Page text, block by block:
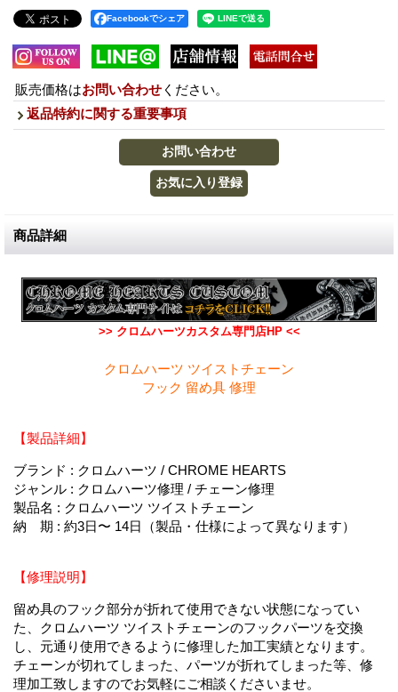
Facebookでシェア
販売価格はお問い合わせ ください。
返品特約に関する重要事項
商品詳細
>> クロムハーツカスタム専門店HP <<
クロムハーツ ツイストチェーン
フック 留め具 修理
【製品詳細】
ブランド : クロムハーツ / CHROME HEARTS
ジャンル : クロムハーツ修理 / チェーン修理
製品名 : クロムハーツ ツイストチェーン
納 期 : 約3日〜 14日（製品・仕様によって異なります）
【修理説明】
留め具のフック部分が折れて使用できない状態になってい
た、クロムハーツ ツイストチェーンのフックパーツを交換
し、元通り使用できるように修理した加工実績となります。
チェーンが切れてしまった、パーツが折れてしまった等、修
理加工致しますのでお気軽にご相談くださいませ。